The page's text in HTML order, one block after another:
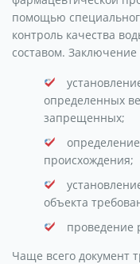
помощью
контроль качества
составом.
определенных
запрещенных;
происхождения;
объекта
проведение
Чаще всего документ